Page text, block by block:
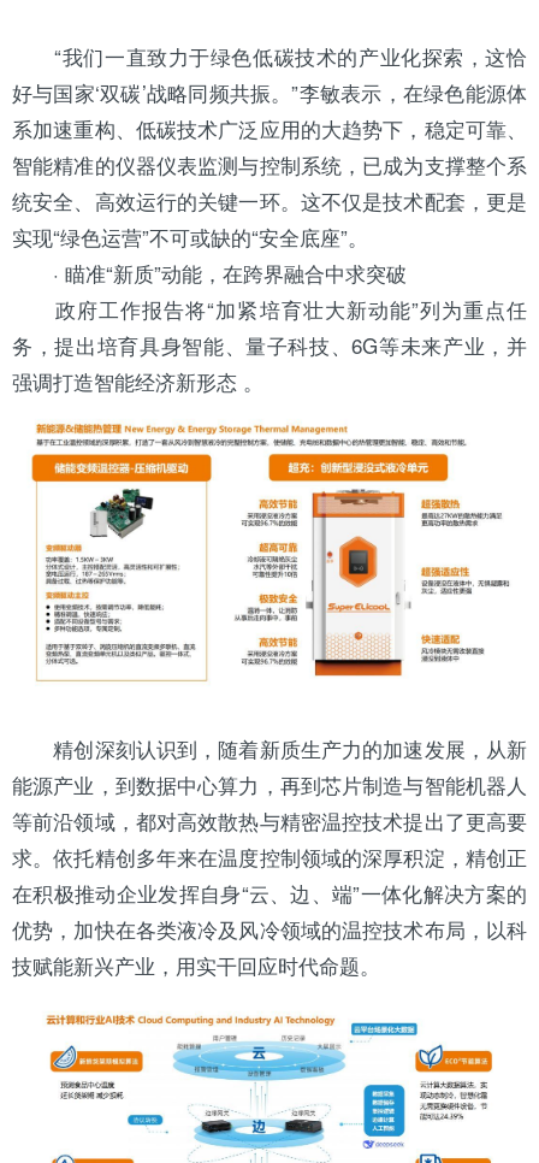
“我们一直致力于绿色低碳技术的产业化探索，这恰
好与国家‘双碳’战略同频共振。”李敏表示，在绿色能源体
系加速重构、低碳技术广泛应用的大趋势下，稳定可靠、
智能精准的仪器仪表监测与控制系统，已成为支撑整个系
统安全、高效运行的关键一环。这不仅是技术配套，更是
实现“绿色运营”不可或缺的“安全底座”。
· 瞄准“新质”动能，在跨界融合中求突破
政府工作报告将“加紧培育壮大新动能”列为重点任
务，提出培育具身智能、量子科技、6G等未来产业，并
强调打造智能经济新形态 。
精创深刻认识到，随着新质生产力的加速发展，从新
能源产业，到数据中心算力，再到芯片制造与智能机器人
等前沿领域，都对高效散热与精密温控技术提出了更高要
求。依托精创多年来在温度控制领域的深厚积淀，精创正
在积极推动企业发挥自身“云、边、端”一体化解决方案的
优势，加快在各类液冷及风冷领域的温控技术布局，以科
技赋能新兴产业，用实干回应时代命题。